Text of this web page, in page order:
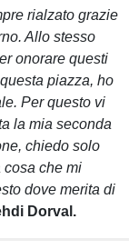
rialzato grazie
Allo stesso
onorare questi
piazza, ho
Per questo vi
la mia seconda
chiedo solo
cosa che mi
dove merita di
Dorval.